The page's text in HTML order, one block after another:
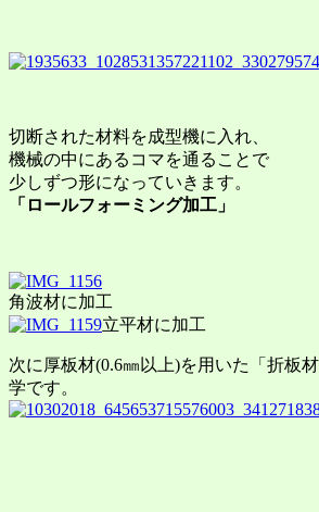
切断された材料を成型機に入れ、
機械の中にあるコマを通ることで
少しずつ形になっていきます。
「ロールフォーミング加工」
角波材に加工
立平材に加工
次に厚板材(0.6㎜以上)を用いた「折板
学です。